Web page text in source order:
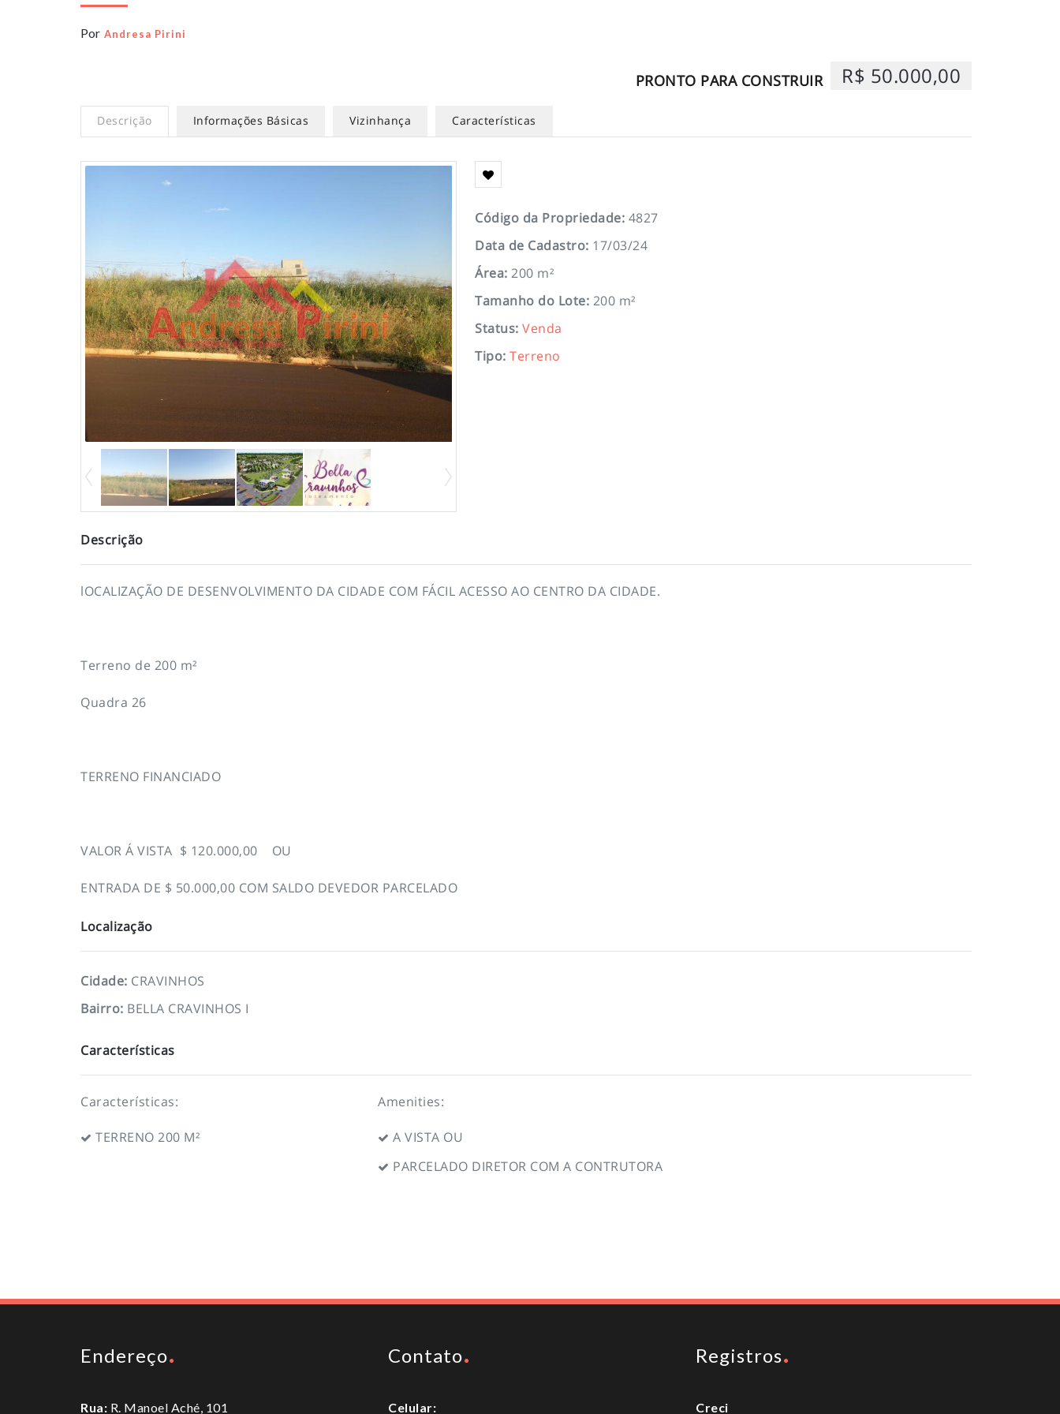
Por Andresa Pirini
PRONTO PARA CONSTRUIR R$ 50.000,00
Descrição Informações Básicas Vizinhança Características
Código da Propriedade: 4827
Data de Cadastro: 17/03/24
Área: 200 m²
Tamanho do Lote: 200 m²
Status: Venda
Tipo: Terreno
Descrição
lOCALIZAÇÃO DE DESENVOLVIMENTO DA CIDADE COM FÁCIL ACESSO AO CENTRO DA CIDADE.
Terreno de 200 m²
Quadra 26
TERRENO FINANCIADO
VALOR Á VISTA $ 120.000,00 OU
ENTRADA DE $ 50.000,00 COM SALDO DEVEDOR PARCELADO
Localização
Cidade: CRAVINHOS
Bairro: BELLA CRAVINHOS I
Características
Características:
TERRENO 200 M²
Amenities:
A VISTA OU
PARCELADO DIRETOR COM A CONTRUTORA
Endereço
Rua: R. Manoel Aché, 101
Contato
Celular:
Registros
Creci